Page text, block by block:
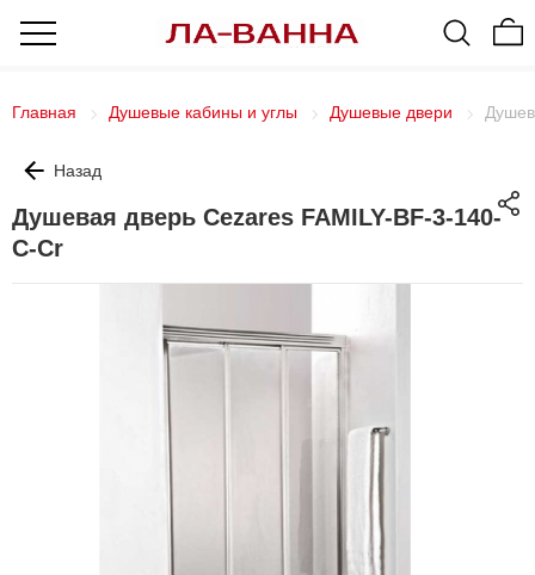
Главная Душевые кабины и углы Душевые двери
Назад
Душевая дверь Cezares FAMILY-BF-3-140-
C-Cr